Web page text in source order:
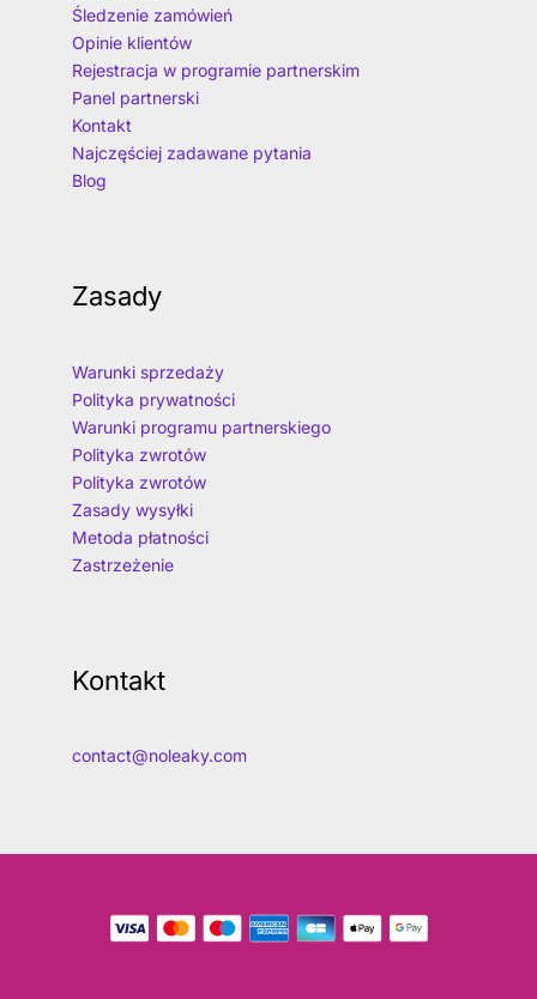
Śledzenie zamówień
Opinie klientów
Rejestracja w programie partnerskim
Panel partnerski
Kontakt
Najczęściej zadawane pytania
Blog
Zasady
Warunki sprzedaży
Polityka prywatności
Warunki programu partnerskiego
Polityka zwrotów
Polityka zwrotów
Zasady wysyłki
Metoda płatności
Zastrzeżenie
Kontakt
contact@noleaky.com